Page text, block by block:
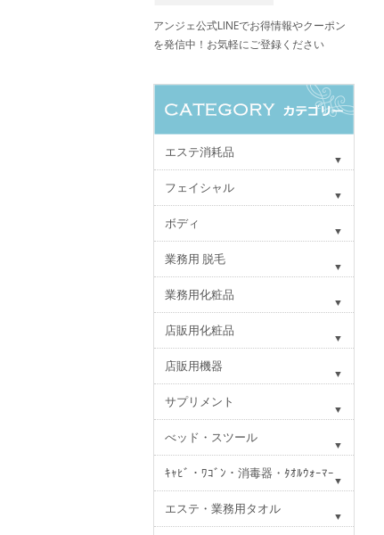
アンジェ公式LINEでお得情報やクーポン
を発信中！お気軽にご登録ください
エステ消耗品
フェイシャル
ボディ
業務用 脱毛
業務用化粧品
店販用化粧品
店販用機器
サプリメント
べッド・スツール
ｷｬﾋﾞ・ﾜｺﾞﾝ・消毒器・ﾀｵﾙｳｫｰﾏｰ
エステ・業務用タオル